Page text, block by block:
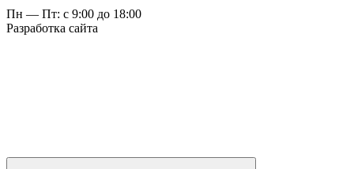
Пн — Пт: с 9:00 до 18:00
Разработка сайта